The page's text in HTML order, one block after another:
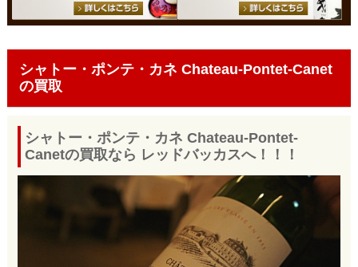
シャトー・ポンテ・カネ Chateau-Pontet-Canet
の買取
シャトー・ポンテ・カネ Chateau-Pontet-
Canetの買取なら レッドバッカスへ！！！